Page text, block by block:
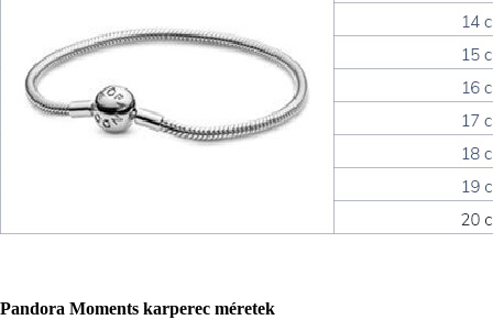
Pandora Moments karperec méretek